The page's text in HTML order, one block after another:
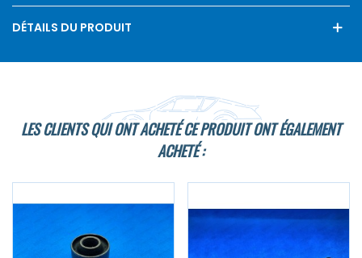
DÉTAILS DU PRODUIT
LES CLIENTS QUI ONT ACHETÉ CE PRODUIT ONT ÉGALEMENT
ACHETÉ :